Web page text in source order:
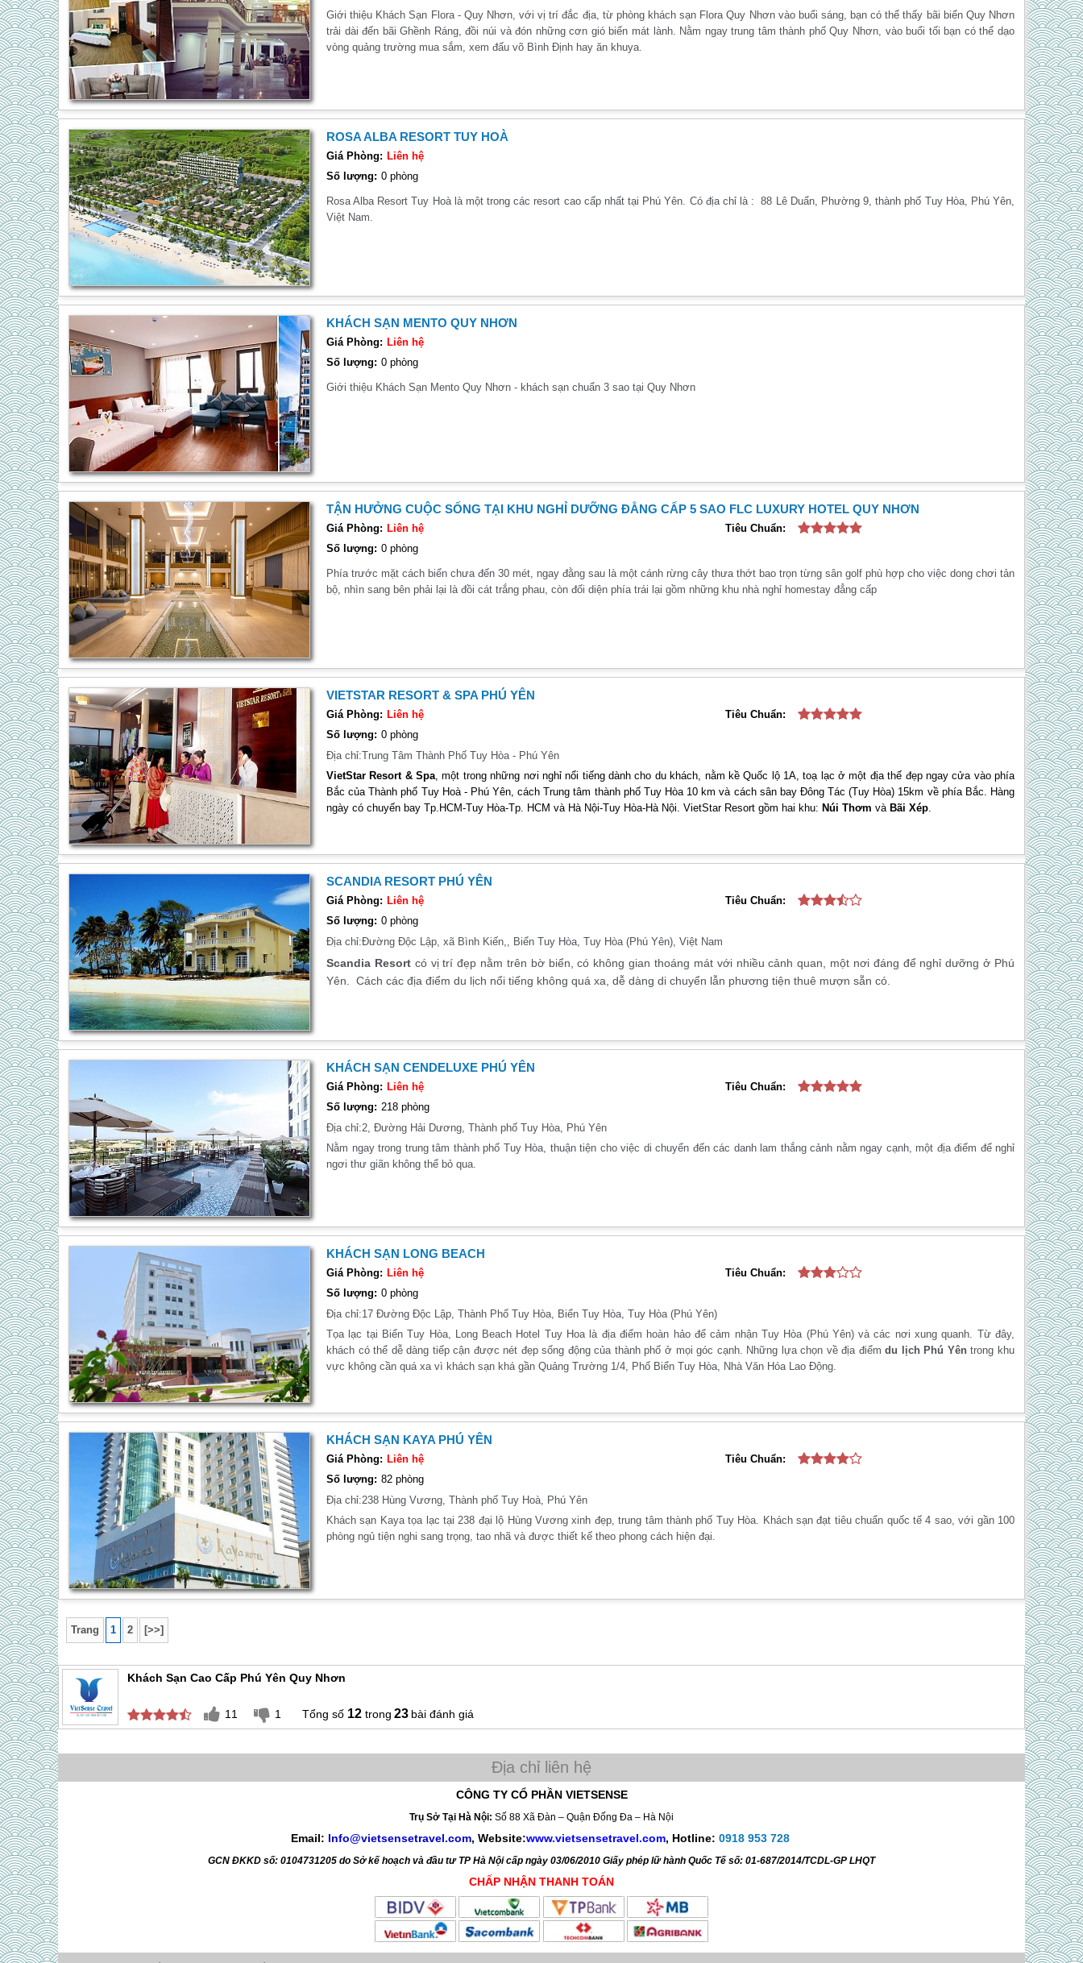
Giới thiệu Khách Sạn Flora - Quy Nhơn, với vị trí đắc địa, từ phòng khách sạn Flora Quy Nhơn vào buổi sáng, bạn có thể thấy bãi biển Quy Nhơn
trải dài đến bãi Ghềnh Ráng, đồi núi và đón những cơn gió biển mát lành. Nằm ngay trung tâm thành phố Quy Nhơn, vào buổi tối bạn có thể dạo
vòng quảng trường mua sắm, xem đấu võ Bình Định hay ăn khuya.
ROSA ALBA RESORT TUY HOÀ
Giá Phòng: Liên hệ
Số lượng: 0 phòng
Rosa Alba Resort Tuy Hoà là một trong các resort cao cấp nhất tại Phú Yên. Có địa chỉ là : 88 Lê Duẩn, Phường 9, thành phố Tuy Hòa, Phú Yên,
Việt Nam.
KHÁCH SẠN MENTO QUY NHƠN
Giá Phòng: Liên hệ
Số lượng: 0 phòng
Giới thiệu Khách Sạn Mento Quy Nhơn - khách sạn chuẩn 3 sao tại Quy Nhơn
TẬN HƯỞNG CUỘC SỐNG TẠI KHU NGHỈ DƯỠNG ĐẲNG CẤP 5 SAO FLC LUXURY HOTEL QUY NHƠN
Giá Phòng: Liên hệ
Tiêu Chuẩn:
Số lượng: 0 phòng
Phía trước mặt cách biển chưa đến 30 mét, ngay đằng sau là một cánh rừng cây thưa thớt bao trọn từng sân golf phù hợp cho việc dong chơi tản
bộ, nhìn sang bên phải lại là đồi cát trắng phau, còn đối diện phía trái lại gồm những khu nhà nghỉ homestay đẳng cấp
VIETSTAR RESORT & SPA PHÚ YÊN
Giá Phòng: Liên hệ
Tiêu Chuẩn:
Số lượng: 0 phòng
Địa chỉ:Trung Tâm Thành Phố Tuy Hòa - Phú Yên
VietStar Resort & Spa, một trong những nơi nghỉ nổi tiếng dành cho du khách, nằm kề Quốc lộ 1A, toạ lạc ở một địa thế đẹp ngay cửa vào phía
Bắc của Thành phố Tuy Hoà - Phú Yên, cách Trung tâm thành phố Tuy Hòa 10 km và cách sân bay Đông Tác (Tuy Hòa) 15km về phía Bắc. Hàng
ngày có chuyến bay Tp.HCM-Tuy Hòa-Tp. HCM và Hà Nội-Tuy Hòa-Hà Nội. VietStar Resort gồm hai khu: Núi Thơm và Bãi Xép.
SCANDIA RESORT PHÚ YÊN
Giá Phòng: Liên hệ
Tiêu Chuẩn:
Số lượng: 0 phòng
Địa chỉ:Đường Độc Lập, xã Bình Kiến,, Biển Tuy Hòa, Tuy Hòa (Phú Yên), Việt Nam
Scandia Resortcó vị trí đẹp nằm trên bờ biển, có không gian thoáng mát với nhiều cảnh quan, một nơi đáng để nghỉ dưỡng ở Phú
Yên. Cách các địa điểm du lịch nổi tiếng không quá xa, dễ dàng di chuyển lẫn phương tiện thuê mượn sẵn có.
KHÁCH SẠN CENDELUXE PHÚ YÊN
Giá Phòng: Liên hệ
Tiêu Chuẩn:
Số lượng: 218 phòng
Địa chỉ:2, Đường Hải Dương, Thành phố Tuy Hòa, Phú Yên
Nằm ngay trong trung tâm thành phố Tuy Hòa, thuận tiện cho việc di chuyển đến các danh lam thắng cảnh nằm ngay cạnh, một địa điểm để nghỉ
ngơi thư giãn không thể bỏ qua.
KHÁCH SẠN LONG BEACH
Giá Phòng: Liên hệ
Tiêu Chuẩn:
Số lượng: 0 phòng
Địa chỉ:17 Đường Độc Lập, Thành Phố Tuy Hòa, Biển Tuy Hòa, Tuy Hòa (Phú Yên)
Tọa lạc tại Biển Tuy Hòa, Long Beach Hotel Tuy Hoa là địa điểm hoàn hảo để cảm nhận Tuy Hòa (Phú Yên) và các nơi xung quanh. Từ đây,
khách có thể dễ dàng tiếp cận được nét đẹp sống động của thành phố ở mọi góc cạnh. Những lựa chọn về địa điểmdu lịch Phú Yêntrong khu
vực không cần quá xa vì khách sạn khá gần Quảng Trường 1/4, Phố Biển Tuy Hòa, Nhà Văn Hóa Lao Động.
KHÁCH SẠN KAYA PHÚ YÊN
Giá Phòng: Liên hệ
Tiêu Chuẩn:
Số lượng: 82 phòng
Địa chỉ:238 Hùng Vương, Thành phố Tuy Hoà, Phú Yên
Khách sạn Kaya tọa lạc tại 238 đại lộ Hùng Vương xinh đẹp, trung tâm thành phố Tuy Hòa. Khách sạn đạt tiêu chuẩn quốc tế 4 sao, với gần 100
phòng ngủ tiện nghi sang trọng, tao nhã và được thiết kế theo phong cách hiện đại.
Trang 1 2 [>>]
Khách Sạn Cao Cấp Phú Yên Quy Nhơn
11 1 12 23 bài đánh giá
CÔNG TY CỔ PHẦN VIETSENSE
Trụ Sở Tại Hà Nội: Số 88 Xã Đàn – Quận Đống Đa – Hà Nội
Email: Info@vietsensetravel.com, Website:www.vietsensetravel.com, Hotline: 0918 953 728
GCN ĐKKD số: 0104731205 do Sở kế hoạch và đầu tư TP Hà Nội cấp ngày 03/06/2010 Giấy phép lữ hành Quốc Tế số: 01-687/2014/TCDL-GP LHQT
CHẤP NHẬN THANH TOÁN